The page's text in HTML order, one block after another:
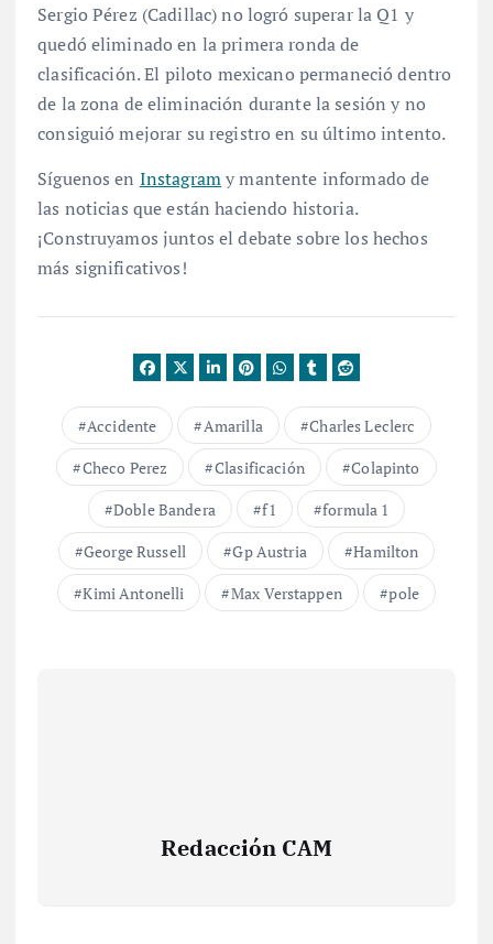
Sergio Pérez (Cadillac) no logró superar la Q1 y
quedó eliminado en la primera ronda de
clasificación. El piloto mexicano permaneció dentro
de la zona de eliminación durante la sesión y no
consiguió mejorar su registro en su último intento.
Síguenos en Instagramy mantente informado de
las noticias que están haciendo historia.
¡Construyamos juntos el debate sobre los hechos
más significativos!
Accidente Amarilla
Charles Leclerc
Checo Perez
Clasificación
Colapinto
Doble Bandera
f1
formula 1
George Russell
Gp Austria
Hamilton
Kimi Antonelli
Max Verstappen pole
Redacción CAM